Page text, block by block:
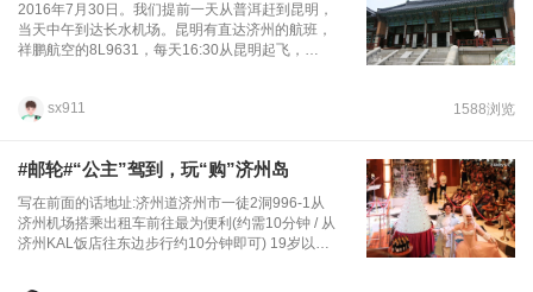
2016年7月30日。我们提前一天从普洱赶到昆明，
当天中午到达长水机场。昆明有直达济州的航班，
祥鹏航空的8L9631，每天16:30从昆明起飞，
等程序后，我们准点出发，当晚22:30（韩国时
8月1日。今天逛了本土化妆品店、乐天免税店、新
了最大的室内主题乐园----乐天世界，可惜正值韩国
放暑假，人太多，很多项目都要排队2小时以上，
时间太短，我们只玩了一个项目，拍拍照就出来
sx911 1588浏览
#邮轮#“公主”驾到，玩“购”济州岛
写在前面的话地址:济州道济州市一徒2洞996-1从
济州机场搭乘出租车前往最为便利(约需10分钟 / 从
济州KAL饭店往东边步行约10分钟即可) 19岁以上 :